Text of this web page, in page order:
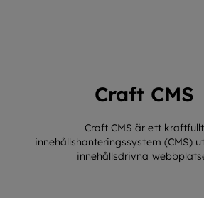
Craft CMS
Craft CMS är ett kraftfullt
innehållshanteringssystem (CMS)
innehållsdrivna